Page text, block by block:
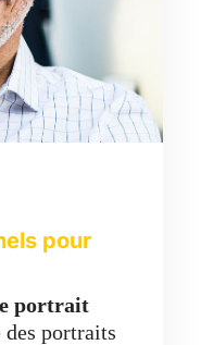
pour
portrait
des portraits